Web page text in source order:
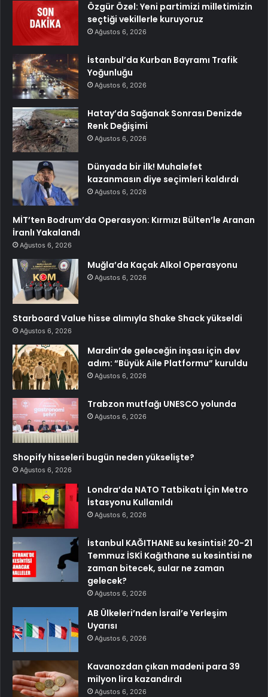
Özgür Özel: Yeni partimizi milletimizin
seçtiği vekillerle kuruyoruz
Ağustos 6, 2026
İstanbul’da Kurban Bayramı Trafik
Yoğunluğu
Ağustos 6, 2026
Hatay’da Sağanak Sonrası Denizde
Renk Değişimi
Ağustos 6, 2026
Dünyada bir ilk! Muhalefet
kazanmasın diye seçimleri kaldırdı
Ağustos 6, 2026
MİT’ten Bodrum’da Operasyon: Kırmızı Bülten’le Aranan
İranlı Yakalandı
Ağustos 6, 2026
Muğla’da Kaçak Alkol Operasyonu
Ağustos 6, 2026
Starboard Value hisse alımıyla Shake Shack yükseldi
Ağustos 6, 2026
Mardin’de geleceğin inşası için dev
adım: “Büyük Aile Platformu” kuruldu
Ağustos 6, 2026
Trabzon mutfağı UNESCO yolunda
Ağustos 6, 2026
Shopify hisseleri bugün neden yükselişte?
Ağustos 6, 2026
Londra’da NATO Tatbikatı İçin Metro
İstasyonu Kullanıldı
Ağustos 6, 2026
İstanbul KAĞITHANE su kesintisi! 20-21
Temmuz İSKİ Kağıthane su kesintisi ne
zaman bitecek, sular ne zaman
gelecek?
Ağustos 6, 2026
AB Ülkeleri’nden İsrail’e Yerleşim
Uyarısı
Ağustos 6, 2026
Kavanozdan çıkan madeni para 39
milyon lira kazandırdı
Ağustos 6, 2026